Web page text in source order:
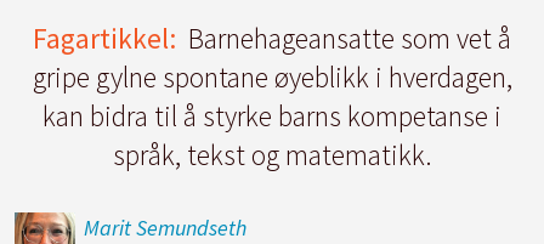
Fagartikkel: Barnehageansatte som vet å
gripe gylne spontane øyeblikk i hverdagen,
kan bidra til å styrke barns kompetanse i
språk, tekst og matematikk.
MaritSemundseth